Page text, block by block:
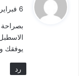
ق
ل
6 فبراير, 2013 الساعة 9:32 م
يوفقك
رد